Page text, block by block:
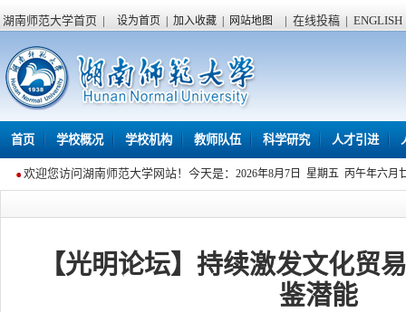
湖南师范大学首页 | 设为首页 加入收藏 网站地图 | 在线投稿 | ENGLISH
首页 学校概况 学校机构 教师队伍 科学研究 人才引进
欢迎您访问湖南师范大学网站！今天是： 2026年8月7日 星期五 丙午年六月
【光明论坛】持续激发文化贸
鉴潜能